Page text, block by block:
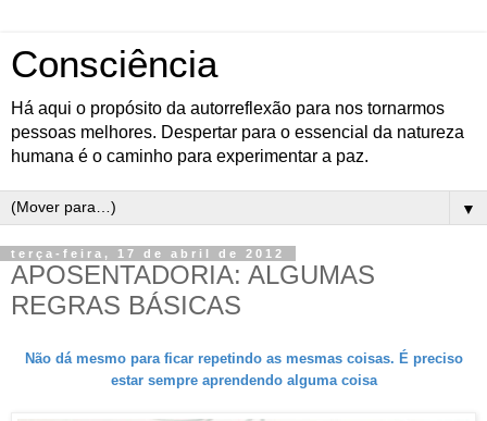
Consciência
Há aqui o propósito da autorreflexão para nos tornarmos
pessoas melhores. Despertar para o essencial da natureza
humana é o caminho para experimentar a paz.
▼
terça-feira, 17 de abril de 2012
APOSENTADORIA: ALGUMAS
REGRAS BÁSICAS
Não dá mesmo para ficar repetindo as mesmas coisas. É preciso
estar sempre aprendendo alguma coisa